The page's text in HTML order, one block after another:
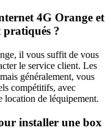
4G Orange et
pratiqués ?
il vous suffit de vous
le service client. Les
généralement, vous
compétitifs, avec
location de léquipement.
installer une box